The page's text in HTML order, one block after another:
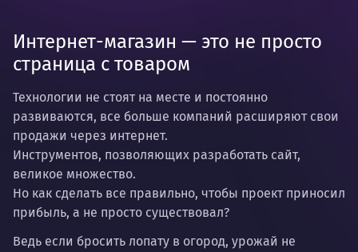
Интернет-магазин — это не просто
страница с товаром
Технологии не стоят на месте и постоянно
развиваются, все больше компаний расширяют свои
продажи через интернет.
Инструментов, позволяющих разработать сайт,
великое множество.
Но как сделать все правильно, чтобы проект приносил
прибыль, а не просто существовал?
Ведь если бросить лопату в огород, урожай не